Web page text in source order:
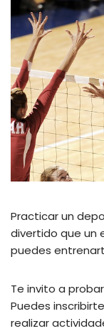
Practicar un
divertido que un
puedes
Te invito a
Puedes
realizar